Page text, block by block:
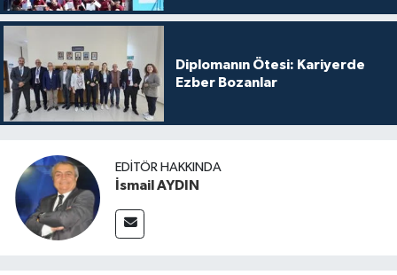
Diplomanın Ötesi: Kariyerde
Ezber Bozanlar
EDITÖR HAKKINDA
İsmail AYDIN